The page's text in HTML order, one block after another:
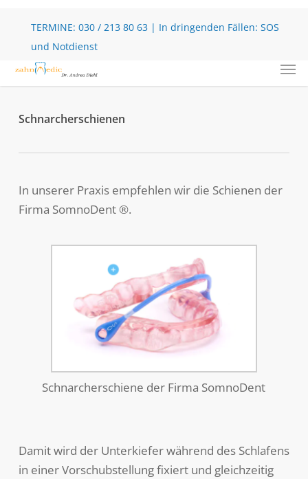
content
TERMINE: 030 / 213 80 63| In dringenden Fällen: SOS
und Notdienst
Schnarcherschienen
In unserer Praxis empfehlen wir die Schienen der
Firma SomnoDent ®.
Schnarcherschiene der Firma SomnoDent
Damit wird der Unterkiefer während des Schlafens
in einer Vorschubstellung fixiert und gleichzeitig